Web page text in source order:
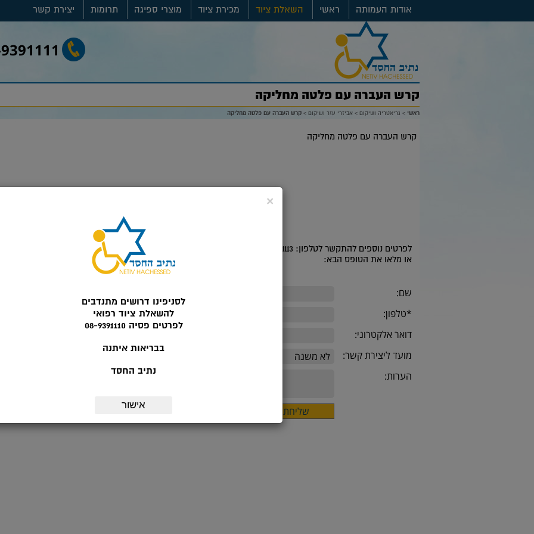
אודות העמותה ראשי השאלת ציוד מכירת ציוד מוצרי ספיגה תרומות יצירת קשר
קרש העברה עם פלטה מחליקה
ראשי > גריאטריה ושיקום > אביזרי עזר ושיקום > קרש העברה עם פלטה מחליקה
קרש העברה עם פלטה מחליקה
לפרטים נוספים להתקשר לטלפון: 08-9391113 בשעות הפעילות: ימי א'-ה : 9.00-14.00
או מלאו את הטופס הבא:
שם:
*טלפון:
דואר אלקטרוני:
מועד ליצירת קשר:
הערות:
×
לסניפינו דרושים מתנדבים
להשאלת ציוד רפואי
לפרטים פסיה 08-9391110
בבריאות איתנה
נתיב החסד
אישור